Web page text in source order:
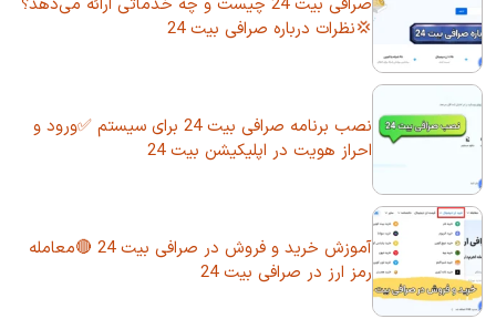
صرافی بیت 24 چیست و چه خدماتی ارائه می‌دهد؟
💢نظرات درباره صرافی بیت 24
نصب برنامه صرافی بیت 24 برای سیستم ✅ورود و
احراز هویت در اپلیکیشن بیت 24
آموزش خرید و فروش در صرافی بیت 24 🔴معامله
رمز ارز در صرافی بیت 24